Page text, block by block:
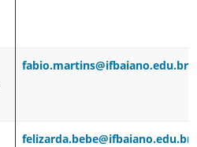
fabio.martins@ifbaiano.edu.br
felizarda.bebe@ifbaiano.edu.br